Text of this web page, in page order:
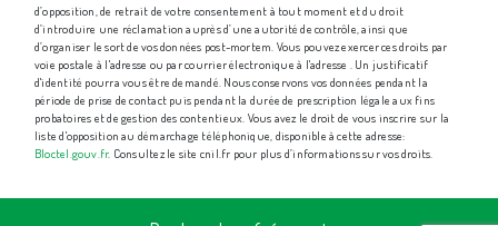
d’opposition, de retrait de votre consentement à tout moment et du droit
d’introduire une réclamation auprès d’une autorité de contrôle, ainsi que
d’organiser le sort de vos données post-mortem. Vous pouvez exercer ces droits par
voie postale à l'adresse ou par courrier électronique à l'adresse . Un justificatif
d'identité pourra vous être demandé. Nous conservons vos données pendant la
période de prise de contact puis pendant la durée de prescription légale aux fins
probatoires et de gestion des contentieux. Vous avez le droit de vous inscrire sur la
liste d'opposition au démarchage téléphonique, disponible à cette adresse:
Bloctel.gouv.fr. Consultez le site cnil.fr pour plus d’informations sur vos droits.